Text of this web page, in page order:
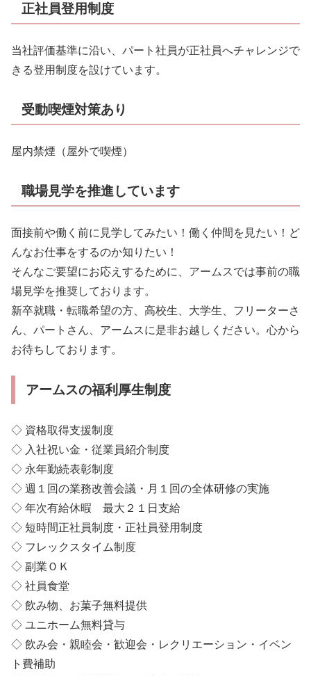
正社員登用制度
当社評価基準に沿い、パート社員が正社員へチャレンジで
きる登用制度を設けています。
受動喫煙対策あり
屋内禁煙（屋外で喫煙）
職場見学を推進しています
面接前や働く前に見学してみたい！働く仲間を見たい！ど
んなお仕事をするのか知りたい！
そんなご要望にお応えするために、アームスでは事前の職
場見学を推奨しております。
新卒就職・転職希望の方、高校生、大学生、フリーターさ
ん、パートさん、アームスに是非お越しください。心から
お待ちしております。
アームスの福利厚生制度
◇ 資格取得支援制度
◇ 入社祝い金・従業員紹介制度
◇ 永年勤続表彰制度
◇ 週１回の業務改善会議・月１回の全体研修の実施
◇ 年次有給休暇 最大２１日支給
◇ 短時間正社員制度・正社員登用制度
◇ フレックスタイム制度
◇ 副業ＯＫ
◇ 社員食堂
◇ 飲み物、お菓子無料提供
◇ ユニホーム無料貸与
◇ 飲み会・親睦会・歓迎会・レクリエーション・イベン
ト費補助